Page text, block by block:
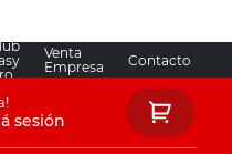
Venta
Empresa
Contacto
sesión